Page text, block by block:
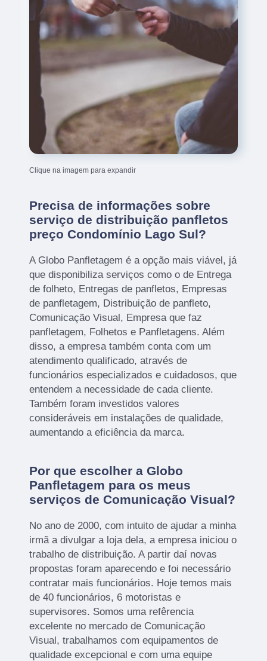
Clique na imagem para expandir
Precisa de informações sobre
serviço de distribuição panfletos
preço Condomínio Lago Sul?
A Globo Panfletagem é a opção mais viável, já
que disponibiliza serviços como o de Entrega
de folheto, Entregas de panfletos, Empresas
de panfletagem, Distribuição de panfleto,
Comunicação Visual, Empresa que faz
panfletagem, Folhetos e Panfletagens. Além
disso, a empresa também conta com um
atendimento qualificado, através de
funcionários especializados e cuidadosos, que
entendem a necessidade de cada cliente.
Também foram investidos valores
consideráveis em instalações de qualidade,
aumentando a eficiência da marca.
Por que escolher a Globo
Panfletagem para os meus
serviços de Comunicação Visual?
No ano de 2000, com intuito de ajudar a minha
irmã a divulgar a loja dela, a empresa iniciou o
trabalho de distribuição. A partir daí novas
propostas foram aparecendo e foi necessário
contratar mais funcionários. Hoje temos mais
de 40 funcionários, 6 motoristas e
supervisores. Somos uma refêrencia
excelente no mercado de Comunicação
Visual, trabalhamos com equipamentos de
qualidade excepcional e com uma equipe